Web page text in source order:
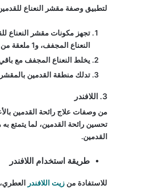
لتطبيق وصفة مقشر النعناع
تجهز مكونات مقشر النعناع للقدمين، وهي: 1 ملعقة من الشوفان،
النعناع المجفف، و1 ملعقة من اللبن الرائب، وعصير ليمونة، وقطرات من زيت النعناع العطري.
يخلط النعناع المجفف مع
تدلك منطقة القدمين
3. اللافندر
من وصفات علاج رائحة القدمين
تحسين رائحة القدمين، لما يتمتع
القدمين.
طريقة استخدام اللافندر
للاستفادة من زيت اللافندر